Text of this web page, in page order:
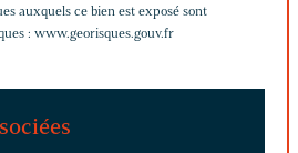
auxquels ce bien est exposé sont
: www.georisques.gouv.fr